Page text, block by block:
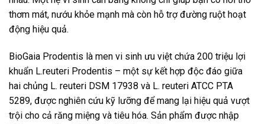
thơm mát, nướu khỏe mạnh mà còn hỗ trợ đường ruột hoạt
động hiệu quả.
BioGaia Prodentis là men vi sinh ưu việt chứa 200 triệu lợi
khuẩn L.reuteri Prodentis – một sự kết hợp độc đáo giữa
hai chủng L. reuteri DSM 17938 và L. reuteri ATCC PTA
5289, được nghiên cứu kỹ lưỡng để mang lại hiệu quả vượt
trội cho cả răng miệng và tiêu hóa. Sản phẩm được nhập